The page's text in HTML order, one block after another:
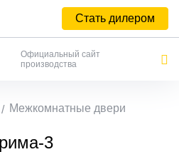
Стать дилером
Официальный сайт
производства
Межкомнатные двери
3